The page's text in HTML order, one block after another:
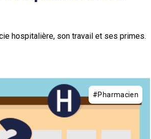
hospitalière, son travail et ses primes.
#Pharmacien